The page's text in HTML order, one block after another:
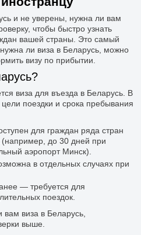
и не уверены, нужна ли вам
чтобы быстро узнать
вашей страны. Это самый
ли виза в Беларусь, можно
визу по прибытии.
виза для въезда в Беларусь. В
поездки и срока пребывания
для граждан ряда стран
до 30 дней при
аэропорт Минск).
в отдельных случаях при
— требуется для
поездок.
вам виза в Беларусь,
выше.